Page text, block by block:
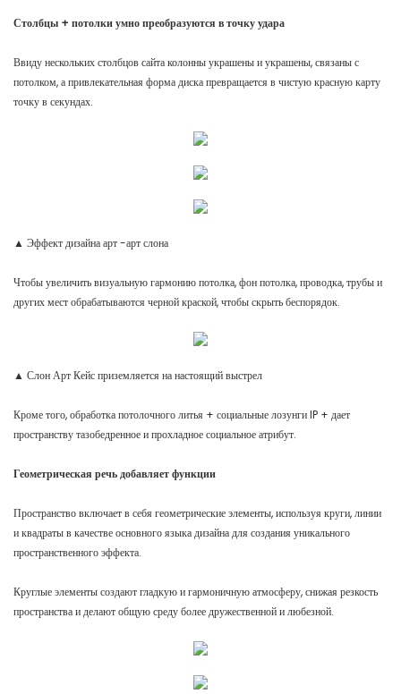
Столбцы + потолки умно преобразуются в точку удара
Ввиду нескольких столбцов сайта колонны украшены и украшены, связаны с
потолком, а привлекательная форма диска превращается в чистую красную карту
точку в секундах.
▲ Эффект дизайна арт -арт слона
Чтобы увеличить визуальную гармонию потолка, фон потолка, проводка, трубы и
других мест обрабатываются черной краской, чтобы скрыть беспорядок.
▲ Слон Арт Кейс приземляется на настоящий выстрел
Кроме того, обработка потолочного литья + социальные лозунги IP + дает
пространству тазобедренное и прохладное социальное атрибут.
Геометрическая речь добавляет функции
Пространство включает в себя геометрические элементы, используя круги, линии
и квадраты в качестве основного языка дизайна для создания уникального
пространственного эффекта.
Круглые элементы создают гладкую и гармоничную атмосферу, снижая резкость
пространства и делают общую среду более дружественной и любезной.